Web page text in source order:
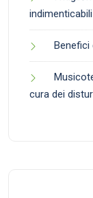
indimenticabili
cura dei